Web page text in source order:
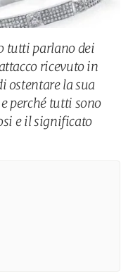
tutti parlano dei
ricevuto in
ostentare la sua
perché tutti sono
e il significato